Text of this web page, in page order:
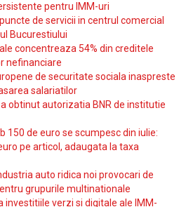
pentru IMM-uri
de servicii in centrul comercial
Bucurestiului
concentreaza 54% din creditele
nefinanciare
de securitate sociala inaspreste
salariatilor
obtinut autorizatia BNR de institutie
150 de euro se scumpesc din iulie:
pe articol, adaugata la taxa
auto ridica noi provocari de
grupurile multinationale
investitiile verzi si digitale ale IMM-